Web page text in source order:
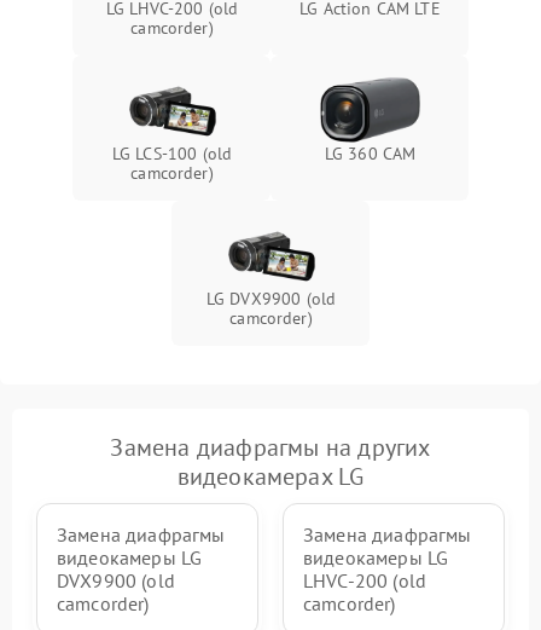
LG LHVC-200 (old
camcorder)
LG Action CAM LTE
LG LCS-100 (old
camcorder)
LG 360 CAM
LG DVX9900 (old
camcorder)
Замена диафрагмы на других
видеокамерах LG
Замена диафрагмы
видеокамеры LG
DVX9900 (old
camcorder)
Замена диафрагмы
видеокамеры LG
LHVC-200 (old
camcorder)